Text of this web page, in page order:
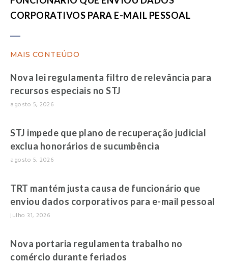
CORPORATIVOS PARA E-MAIL PESSOAL
MAIS CONTEÚDO
Nova lei regulamenta filtro de relevância para
recursos especiais no STJ
agosto 5, 2026
STJ impede que plano de recuperação judicial
exclua honorários de sucumbência
agosto 5, 2026
TRT mantém justa causa de funcionário que
enviou dados corporativos para e-mail pessoal
julho 31, 2026
Nova portaria regulamenta trabalho no
comércio durante feriados